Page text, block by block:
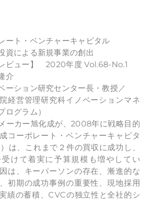
ート・ベンチャーキャピタル
による新規事業の創出
レビュー】 2020年度 Vol.68-No.1
介
ーション研究センター長・教授／
経営管理研究科イノベーションマネ
ログラム）
ーカー旭化成が、2008年に戦略目的
コーポレート・ベンチャーキャピタ
は、これまで２件の買収に成功し、
けて着実に予算規模も増やしてい
は、キーパーソンの存在、漸進的な
初期の成功事例の重要性、現地採用
績の蓄積、CVCの独立性と全社的シ